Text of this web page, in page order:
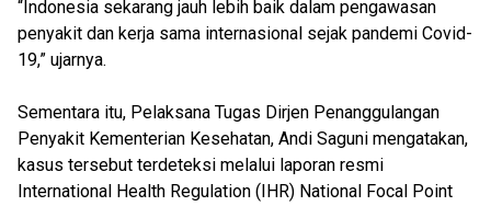
“Indonesia sekarang jauh lebih baik dalam pengawasan
penyakit dan kerja sama internasional sejak pandemi Covid-
19,” ujarnya.
Sementara itu, Pelaksana Tugas Dirjen Penanggulangan
Penyakit Kementerian Kesehatan, Andi Saguni mengatakan,
kasus tersebut terdeteksi melalui laporan resmi
International Health Regulation (IHR) National Focal Point